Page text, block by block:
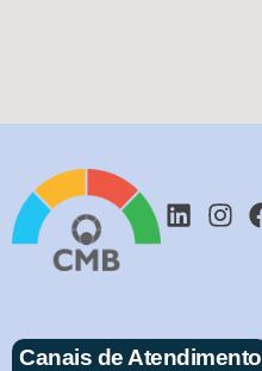
Canais de Atendimento